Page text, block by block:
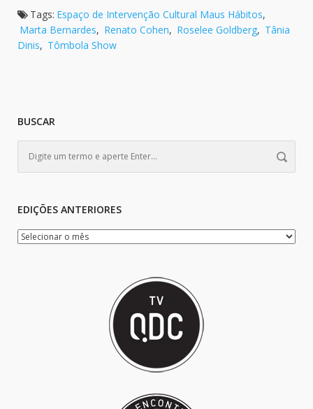
Tags: Espaço de Intervenção Cultural Maus Hábitos,
Marta Bernardes, Renato Cohen, Roselee Goldberg, Tânia
Dinis, Tômbola Show
BUSCAR
EDIÇÕES ANTERIORES